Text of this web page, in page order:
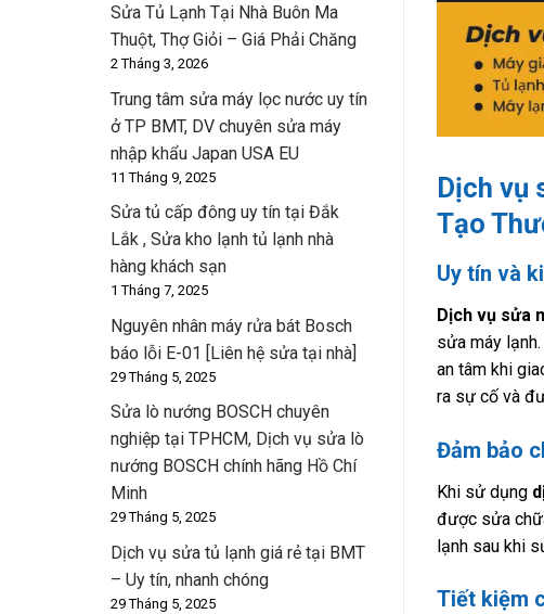
Sửa Tủ Lạnh Tại Nhà Buôn Ma
Thuột, Thợ Giỏi – Giá Phải Chăng
2 Tháng 3, 2026
Trung tâm sửa máy lọc nước uy tín
ở TP BMT, DV chuyên sửa máy
nhập khẩu Japan USA EU
11 Tháng 9, 2025
Sửa tủ cấp đông uy tín tại Đắk
Lắk , Sửa kho lạnh tủ lạnh nhà
hàng khách sạn
1 Tháng 7, 2025
Nguyên nhân máy rửa bát Bosch
báo lỗi E-01 [Liên hệ sửa tại nhà]
29 Tháng 5, 2025
Sửa lò nướng BOSCH chuyên
nghiệp tại TPHCM, Dịch vụ sửa lò
nướng BOSCH chính hãng Hồ Chí
Minh
29 Tháng 5, 2025
Dịch vụ sửa tủ lạnh giá rẻ tại BMT
– Uy tín, nhanh chóng
29 Tháng 5, 2025
Dịch vụ
Tạo
Uy tín và
Dịch vụ sửa
sửa máy
an tâm khi
ra sự cố và
Đảm bảo
Khi sử dụng
được sửa
lạnh sau khi
Tiết kiệm